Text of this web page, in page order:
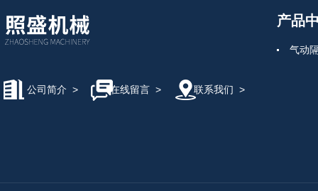
公司简介 > 在线留言 > 联系我们 >
产品
气动